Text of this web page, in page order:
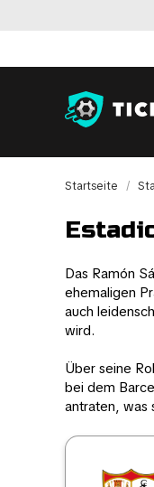
Startseite
Das Ramón
ehemaligen
auch
wird.
Über seine
bei dem
antraten, was